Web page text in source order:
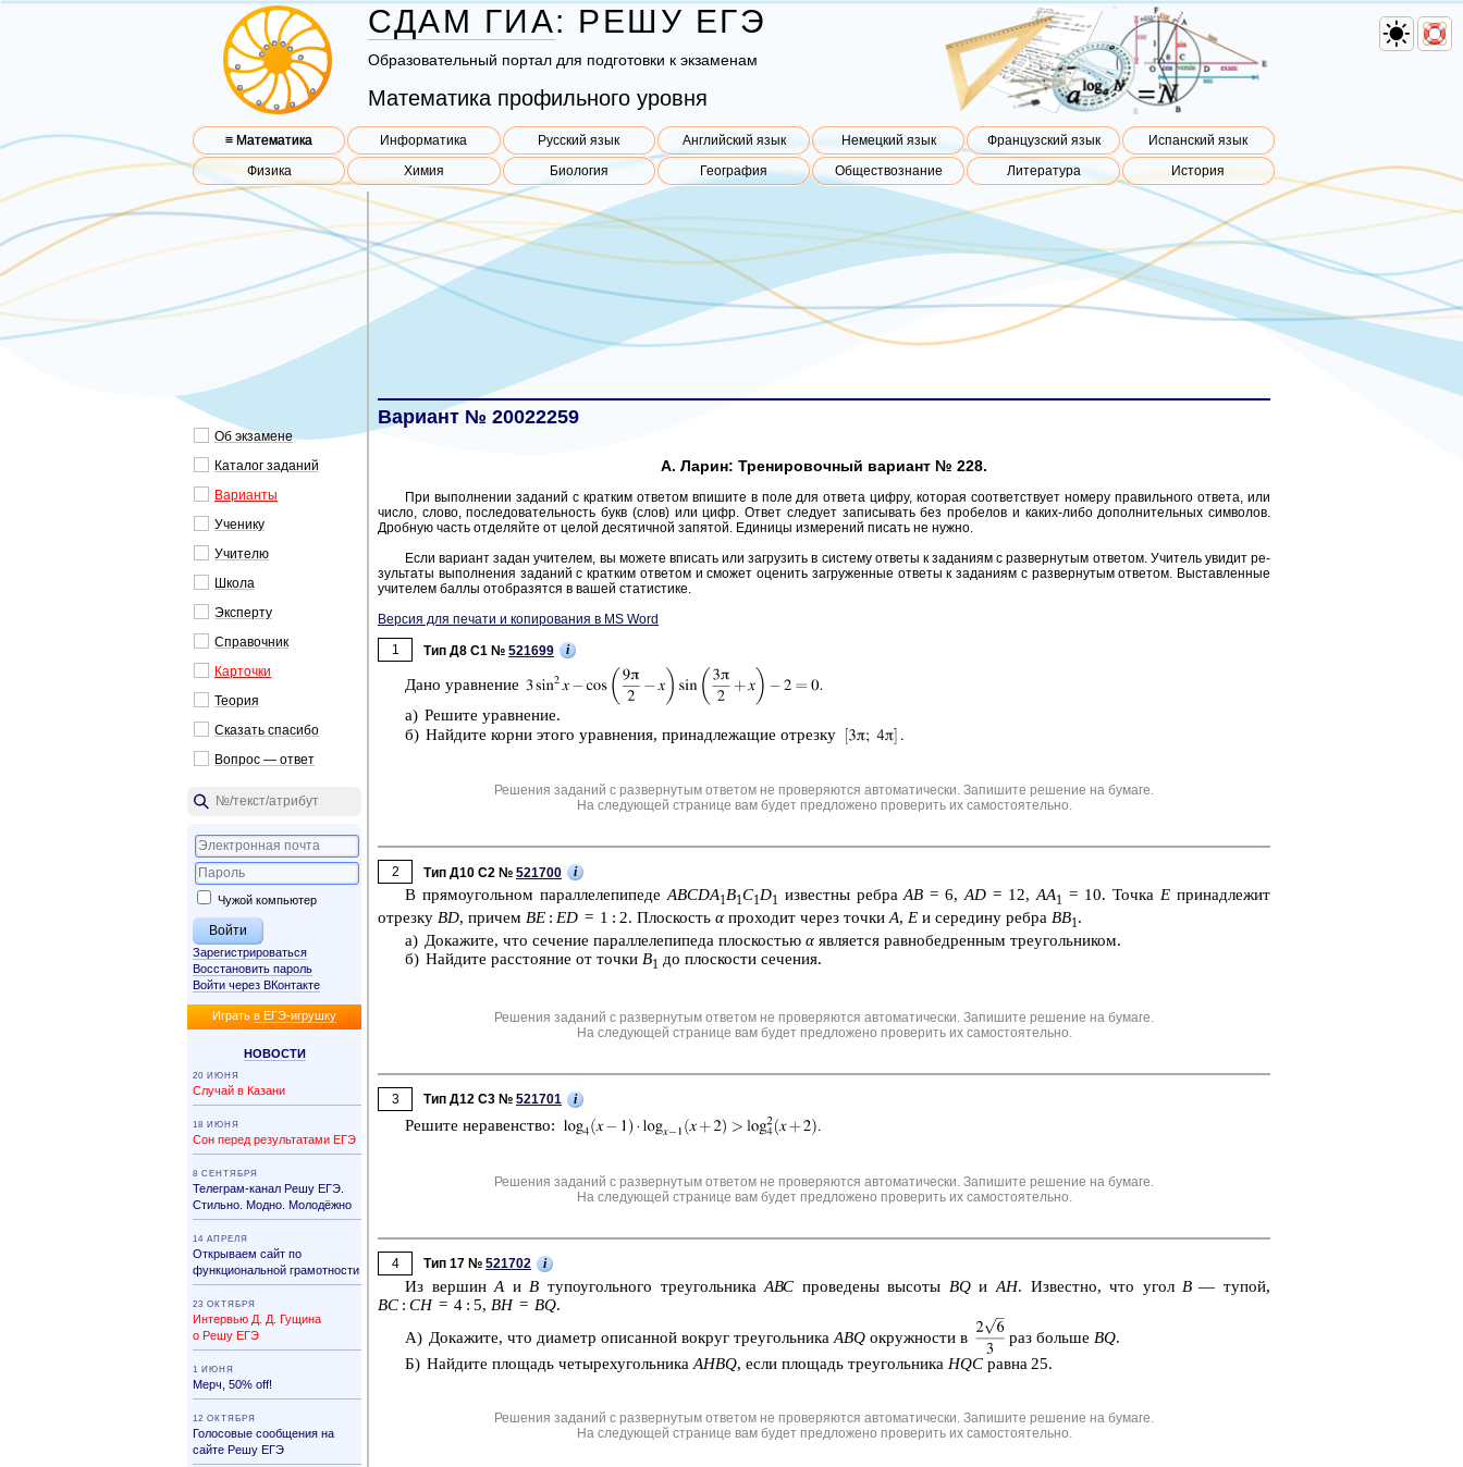
СДАМ ГИА: РЕШУ ЕГЭ
Об­ра­зо­ва­тель­ный пор­тал для под­го­тов­ки к эк­за­ме­нам
Математика профильного уровня
≡ Математика Информатика Русский язык Английский язык Немецкий язык Французский язык
Испанский язык
Физика
Химия Биология География Обществознание Литература История
Об эк­за­ме­не
Ка­та­лог за­да­ний
Ва­ри­ан­ты
Уче­ни­ку
Учи­те­лю
Школа
Экс­пер­ту
Спра­воч­ник
Кар­точ­ки
Тео­рия
Ска­зать спа­си­бо
Во­прос — ответ
Чужой компьютер
Зарегистрироваться
Восстановить пароль
Войти через ВКонтакте
Иг­рать в ЕГЭ-иг­руш­ку
НО­ВО­СТИ
20 ИЮНЯ
Случай в Казани
18 ИЮНЯ
Сон перед результатами ЕГЭ
8 СЕНТЯБРЯ
Телеграм-канал Решу ЕГЭ.
Стильно. Модно. Молодёжно
14 АПРЕЛЯ
Открываем сайт по
функциональной грамотности
23 ОКТЯБРЯ
Интервью Д. Д. Гущина
о Решу ЕГЭ
1 ИЮНЯ
Мерч, 50% off!
12 ОКТЯБРЯ
Голосовые сообщения на
сайте Решу ЕГЭ
Вариант № 20022259
А. Ларин: Тренировочный вариант № 228.
При вы­пол­не­нии за­да­ний с крат­ким от­ве­том впи­ши­те в поле для от­ве­та цифру, ко­то­рая со­от­вет­ству­ет но­ме­ру пра­виль­но­го от­ве­та, или
число, слово, по­сле­до­ва­тель­ность букв (слов) или цифр. Ответ сле­ду­ет за­пи­сы­вать без про­бе­лов и каких-либо до­пол­ни­тель­ных сим­во­лов.
Дроб­ную часть от­де­ляй­те от целой де­ся­тич­ной за­пя­той. Еди­ни­цы из­ме­ре­ний пи­сать не нужно.
Если ва­ри­ант задан учи­те­лем, вы мо­же­те впи­сать или за­гру­зить в си­сте­му от­ве­ты к за­да­ни­ям с раз­вер­ну­тым от­ве­том. Учи­тель уви­дит ре­
зуль­та­ты вы­пол­не­ния за­да­ний с крат­ким от­ве­том и смо­жет оце­нить за­гру­жен­ные от­ве­ты к за­да­ни­ям с раз­вер­ну­тым от­ве­том. Вы­став­лен­ные
учи­те­лем баллы отоб­ра­зят­ся в вашей ста­ти­сти­ке.
Версия для печати и копирования в MS Word
1
Тип Д8 C1 № 521699 i
Дано урав­не­ние
а) Ре­ши­те урав­не­ние.
б) Най­ди­те корни этого урав­не­ния, при­над­ле­жа­щие от­рез­ку
Решения заданий с развернутым ответом не проверяются автоматически. Запишите решение на бумаге.
На следующей странице вам будет предложено проверить их самостоятельно.
2 Тип Д10 C2 № 521700 i
В пря­мо­уголь­ном па­рал­ле­ле­пи­пе­де ABCDA1B1C1D1 из­вест­ны ребраАВ = 6,AD = 12,AA1 = 10. Точка Е при­над­ле­жит
от­рез­ку BD, при­чем ВЕ : ED = 1 : 2. Плос­кость α про­хо­дит через точки А, Е и се­ре­ди­ну ребра ВВ1.
а) До­ка­жи­те, что се­че­ние па­рал­ле­ле­пи­пе­да плос­ко­стью α яв­ля­ет­ся рав­но­бед­рен­ным тре­уголь­ни­ком.
б) Най­ди­те рас­сто­я­ние от точки В1 до плос­ко­сти се­че­ния.
Решения заданий с развернутым ответом не проверяются автоматически. Запишите решение на бумаге.
На следующей странице вам будет предложено проверить их самостоятельно.
3 Тип Д12 C3 № 521701 i
Ре­ши­те не­ра­вен­ство:
Решения заданий с развернутым ответом не проверяются автоматически. Запишите решение на бумаге.
На следующей странице вам будет предложено проверить их самостоятельно.
4 Тип 17 № 521702 i
Из вер­шинА и В ту­по­уголь­но­го тре­уголь­ни­каАВС про­ве­де­ны вы­со­ты BQиAH. Из­вест­но, что угол В — тупой,
BC : CH= 4 : 5, BH= BQ.
А) До­ка­жи­те, что диа­метр опи­сан­ной во­круг тре­уголь­ни­ка ABQ окруж­но­сти в раз боль­ше BQ.
Б) Най­ди­те пло­щадь че­ты­рех­уголь­ни­ка AHBQ, если пло­щадь тре­уголь­ни­ка HQC равна 25.
Решения заданий с развернутым ответом не проверяются автоматически. Запишите решение на бумаге.
На следующей странице вам будет предложено проверить их самостоятельно.